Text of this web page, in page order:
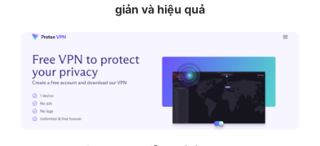
giản và hiệu quả